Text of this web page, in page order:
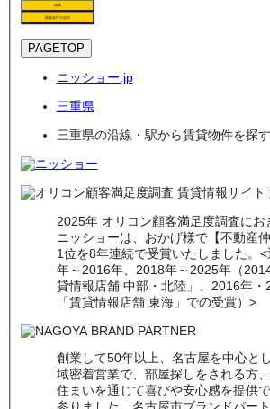
検索
検索条件を追加
PAGETOP
ニッショー.jp
三重県
三重県の沿線・駅から賃貸物件を探す
2025年 オリコン顧客満足度調査にお
ニッショーは、おかげ様で【不動産
1位を8年連続で受賞いたしました。
年～2016年、2018年～2025年（
貸情報店舗 中部・北陸」、2016年
「賃貸情報店舗 東海」での受賞）>
創業して50年以上、名古屋を中心と
域密着営業で、部屋探しをされる方
住まいを通じて喜びや安心感を提供